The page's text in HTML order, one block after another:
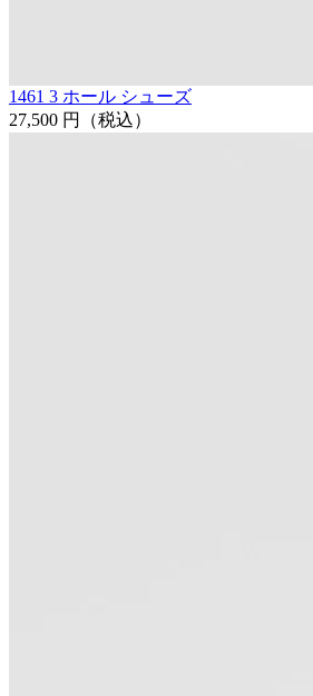
1461 3 ホール シューズ
27,500 円
（税込）